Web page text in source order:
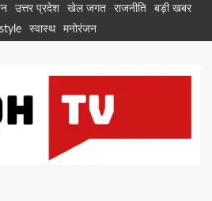
उत्तर प्रदेश खेल जगत राजनीति
बड़ी खबर
स्वास्थ मनोरंजन